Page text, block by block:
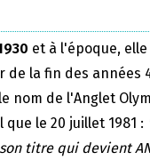
et à l'époque,
la fin des années
nom de l'Anglet
le 20 juillet 1981 :
titre qui devient